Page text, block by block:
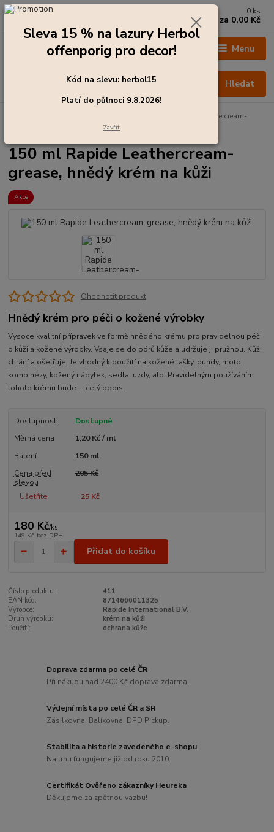
Menu
Hledat
+420 273 136 255
0 ks
za 0,00 Kč
150 ml Rapide Leathercream-
150 ml Rapide Leathercream-
grease, hnědý krém na kůži
Akce
Ohodnotit produkt
Hnědý krém pro péči o kožené výrobky
Vysoce kvalitní přípravek ve formě hnědého krému pro pravidelnou péči
o kůži a kožené výrobky. Vsaje se do pórů kůže a udržuje ji pružnou. Kůži
chrání a ošetřuje. Je vhodný k použítí na kožené tašky, bundy, moto
kombinézy, kožený nábytek, sedla, uzdy, atd. Pravidelným používáním
tohoto krému bude ... celý popis
Dostupnost
Dostupné
Měrná cena
1,20 Kč / ml
Balení
150 ml
Cena před
slevou
205 Kč
Ušetříte 25 Kč
180 Kč/ks
149 Kč bez DPH
Přidat do košíku
Číslo produktu:
411
EAN kód:
8714666011325
Výrobce:
Rapide International B.V.
Druh výrobku:
krém na kůži
Použití:
ochrana kůže
Doprava zdarma po celé ČR
Při nákupu nad 2400 Kč doprava zdarma.
Výdejní místa po celé ČR a SR
Zásilkovna, Balíkovna, DPD Pickup.
Stabilita a historie zavedeného e-shopu
Na trhu fungujeme již od roku 2010.
Certifikát Ověřeno zákazníky Heureka
Děkujeme za zpětnou vazbu!
Sleva 15 % na lazury Herbol
offenporig pro decor!
Kód na slevu: herbol15
Platí do půlnoci 9.8.2026!
Zavřít